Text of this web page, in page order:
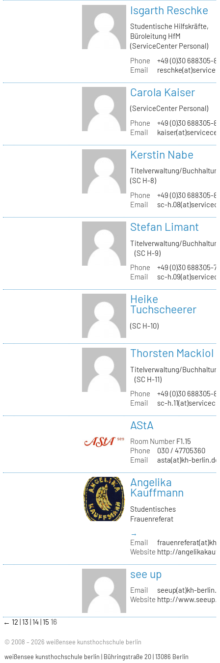
Isgarth Reschke
Studentische Hilfskräfte,
Büroleitung HfM
(ServiceCenter Personal)
Phone
+49 (0)30 688305-
Email
Carola Kaiser
(ServiceCenter Personal)
Phone
+49 (0)30 688305-
Email
Kerstin Nabe
Titelverwaltung/
(SC H-8)
Phone
+49 (0)30 688305-
Email
sc-
Stefan Limant
Titelverwaltung/
(SC H-9)
Phone
+49 (0)30 688305-
Email
sc-
Heike
Tuchscheerer
(SC H-10)
Thorsten Mackiol
Titelverwaltung/
(SC H-11)
Phone
+49 (0)30 688305-
Email
sc-
AStA
Room NumberF1.15
Phone
030 / 47705360
Email
asta(at)kh-berlin.de
Angelika
Kauffmann
Studentisches
Frauenreferat
→
Email
Website http://
see up
Email
seeup(at)kh-
Website http://
← 12 13 14 15 16
© 2008 – 2026 weißensee kunsthochschule berlin
weißensee kunsthochschule berlin | Bühringstraße 20 | 13086 Berlin